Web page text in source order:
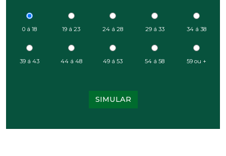
0 á 18 19 á 23 24 á 28 29 á 33 34 á 38
39 á 43 44 á 48 49 á 53 54 á 58 59 ou +
SIMULAR